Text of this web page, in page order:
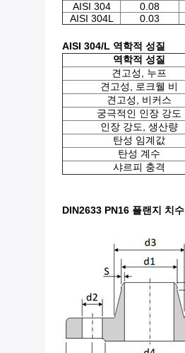
AISI 304
0.08
AISI 304L
0.03
AISI 304/L 역학적 성질
역학적 성질
견고성, 누프
견고성, 로크웰 비
견고성, 비커스
궁극적인 인장 강도
인장 강도, 생산량
탄성 임계값
탄성 계수
샤르피 충격
DIN2633 PN16 플랜지 치